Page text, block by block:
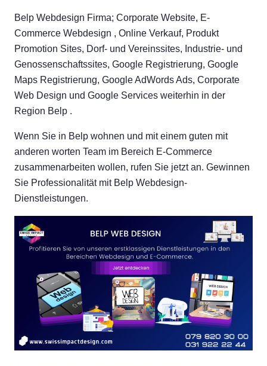
Belp Webdesign Firma; Corporate Website, E-
Commerce Webdesign , Online Verkauf, Produkt
Promotion Sites, Dorf- und Vereinssites, Industrie- und
Genossenschaftssites, Google Registrierung, Google
Maps Registrierung, Google AdWords Ads, Corporate
Web Design und Google Services weiterhin in der
Region Belp .
Wenn Sie in Belp wohnen und mit einem guten mit
anderen worten Team im Bereich E-Commerce
zusammenarbeiten wollen, rufen Sie jetzt an. Gewinnen
Sie Professionalität mit Belp Webdesign-
Dienstleistungen.